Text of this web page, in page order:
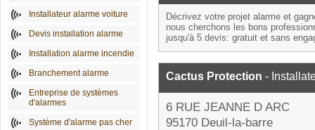
Installateur alarme voiture
Devis installation alarme
Installation alarme incendie
Branchement alarme
Entreprise de systèmes
d'alarmes
Système d'alarme pas cher
Décrivez votre projet alarme et
nous cherchons les bons
jusqu'à 5 devis: gratuit et sans
Cactus Protection -
6 RUE JEANNE D ARC
95170 Deuil-la-barre